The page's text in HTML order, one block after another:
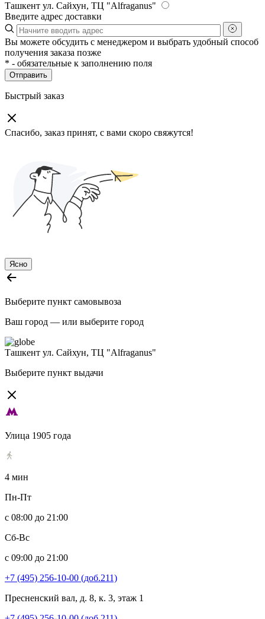
Ташкент ул. Сайхун, ТЦ "Alfraganus"
Введите адрес доставки
Вы можете обсудить с менеджером и выбрать удобный способ
получения заказа позже
* - обязательные к заполнению поля
Отправить
Быстрый заказ
Спасибо, заказ принят, с вами скоро свяжутся!
Ясно
Выберите пункт самовывоза
Ваш город — или выберите город
Ташкент ул. Сайхун, ТЦ "Alfraganus"
Выберите пункт выдачи
Улица 1905 года
4 мин
Пн-Пт
с 08:00 до 21:00
Сб-Вс
с 09:00 до 21:00
+7 (495) 256-10-00 (доб.211)
Пресненский вал, д. 8, к. 3, этаж 1